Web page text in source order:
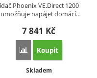
VE.Direct 800VA 24V' k
Phoenix VE.Direct 1200
umožňuje napájet domácí…
7 841 Kč
Přidat 'Měnič SINUS
Koupit
Dostupnost:
Skladem